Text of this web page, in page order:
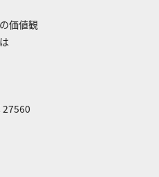
価値観
27560